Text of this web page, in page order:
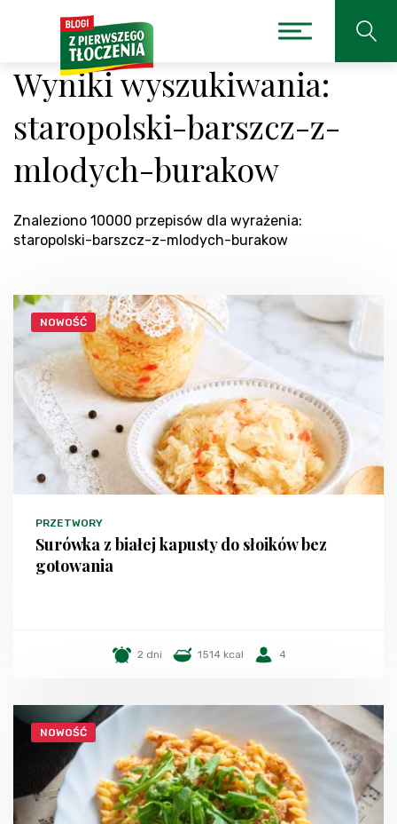
Wyniki wyszukiwania:
staropolski-barszcz-z-
mlodych-burakow
Znaleziono 10000 przepisów dla wyrażenia:
staropolski-barszcz-z-mlodych-burakow
NOWOŚĆ
PRZETWORY
Surówka z białej kapusty do słoików bez
gotowania
2 dni 1514 kcal 4
NOWOŚĆ